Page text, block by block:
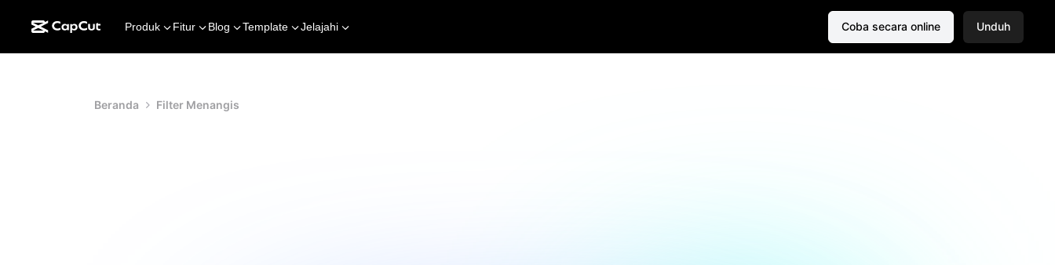
Produk Fitur Blog Template Jelajahi Coba secara online Unduh
Beranda Filter Menangis